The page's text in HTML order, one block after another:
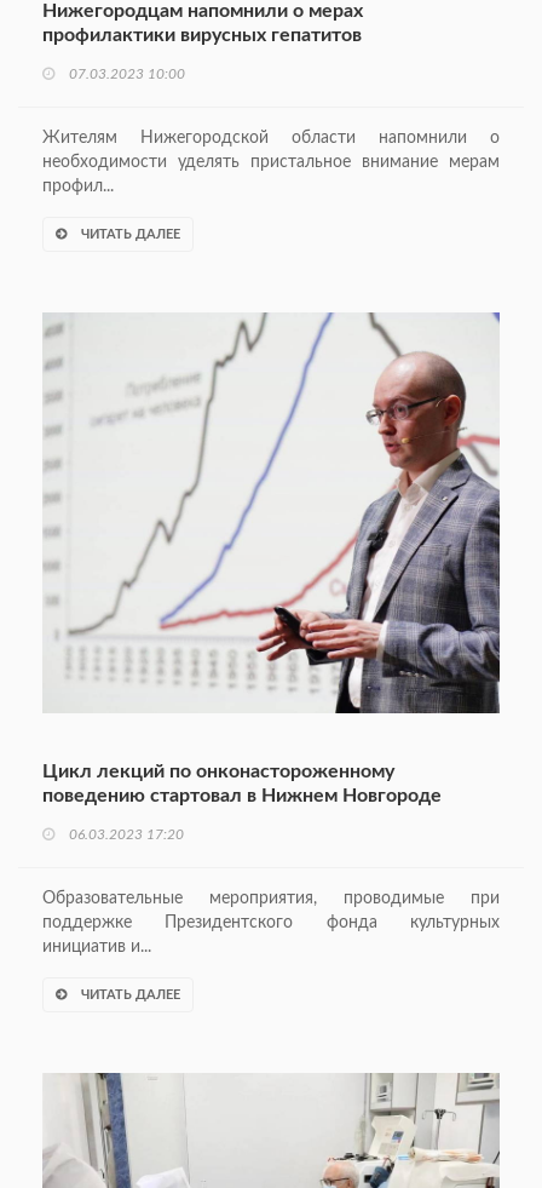
Нижегородцам напомнили о мерах
профилактики вирусных гепатитов
07.03.2023 10:00
Жителям Нижегородской области напомнили о
необходимости уделять пристальное внимание мерам
профил...
ЧИТАТЬ ДАЛЕЕ
Цикл лекций по онконастороженному
поведению стартовал в Нижнем Новгороде
06.03.2023 17:20
Образовательные мероприятия, проводимые при
поддержке Президентского фонда культурных
инициатив и...
ЧИТАТЬ ДАЛЕЕ